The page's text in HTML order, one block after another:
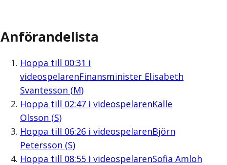
Anförandelista
Hoppa till 00:31 i
videospelarenFinansminister Elisabeth
Svantesson (M)
Hoppa till 02:47i videospelarenKalle
Olsson (S)
Hoppa till 06:26i videospelarenBjörn
Petersson (S)
Hoppa till 08:55i videospelarenSofia Amloh